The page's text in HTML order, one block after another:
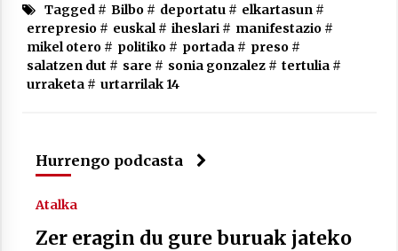
Berria egunkarian elkarrizketa
Hala Bedi irratiko Hizpidea saioan
Tagged # Bilbo# deportatu# elkartasun#
errepresio# euskal# iheslari# manifestazio#
mikel otero# politiko# portada# preso#
salatzen dut # sare # sonia gonzalez# tertulia#
urraketa# urtarrilak 14
Hurrengo podcasta
Atalka
Zer eragin du gure buruak jateko